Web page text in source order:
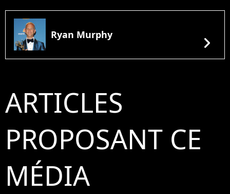
Ryan Murphy chevron_right
ARTICLES
PROPOSANT CE
MÉDIA